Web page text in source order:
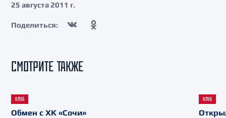
25 августа 2011 г.
Поделиться:
СМОТРИТЕ ТАКЖЕ
КЛУБ
Обмен с ХК «Сочи»
КЛУБ